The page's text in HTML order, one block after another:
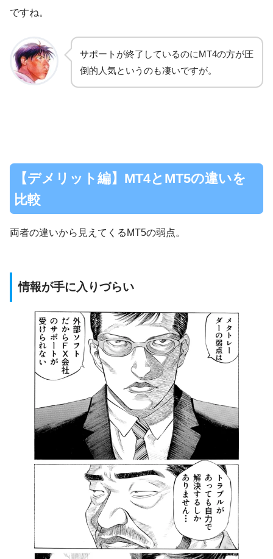
ですね。
サポートが終了しているのにMT4の方が圧
倒的人気というのも凄いですが。
【デメリット編】MT4とMT5の違いを
比較
両者の違いから見えてくるMT5の弱点。
情報が手に入りづらい